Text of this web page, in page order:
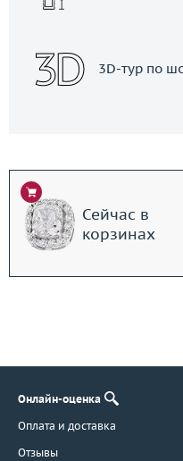
3D-тур по
Сейчас в
корзинах
Онлайн-оценка
Оплата и доставка
Отзывы